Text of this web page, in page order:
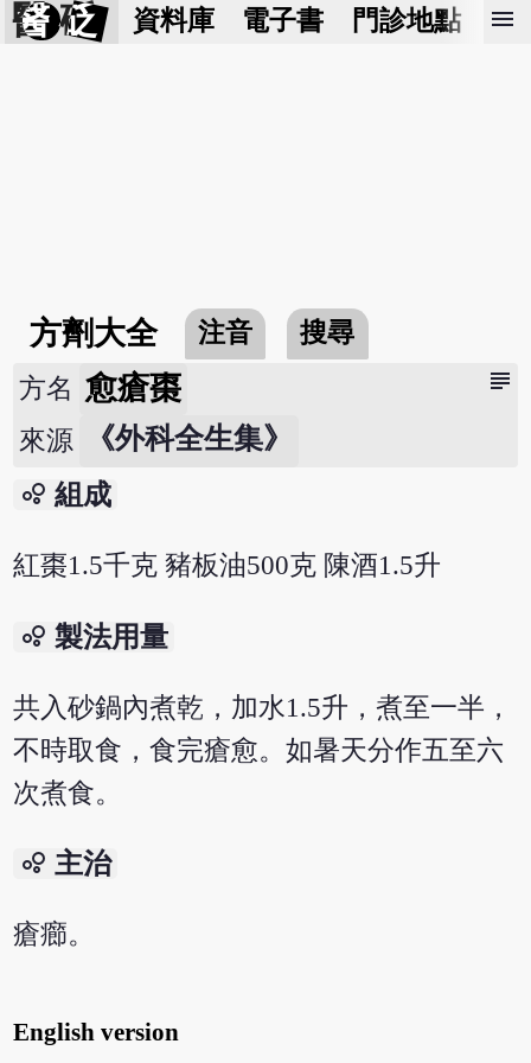
醫 砭 資料庫 電子書 門診地點 預
menu
方劑大全 注音 搜尋
subject
方名 愈瘡棗
來源 《外科全生集》
bubble_chart 組成
紅棗1.5千克 豬板油500克 陳酒1.5升
bubble_chart 製法用量
共入砂鍋內煮乾，加水1.5升，煮至一半，
不時取食，食完瘡愈。如暑天分作五至六
次煮食。
bubble_chart 主治
瘡癤。
English version